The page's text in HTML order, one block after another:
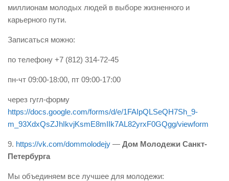
миллионам молодых людей в выборе жизненного и
карьерного пути.
Записаться можно:
по телефону +7 (812) 314-72-45
пн-чт 09:00-18:00, пт 09:00-17:00
через гугл-форму
https://docs.google.com/forms/d/e/1FAIpQLSeQH7Sh_9-
m_93XdxQsZJhIkvjKsmE8mIIk7AL82yrxF0GQgg/viewform
9. https://vk.com/dommolodejy — Дом Молодежи Санкт-
Петербурга
Мы объединяем все лучшее для молодежи: